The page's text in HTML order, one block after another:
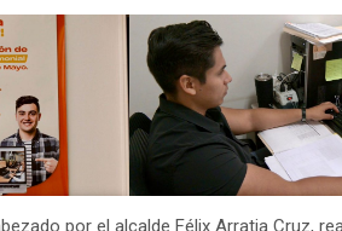
por el alcalde Félix Arratia Cruz,